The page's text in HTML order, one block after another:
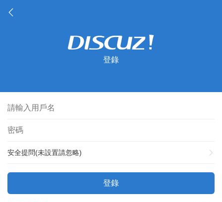
登錄
安全提問(未設置請忽略)
登錄